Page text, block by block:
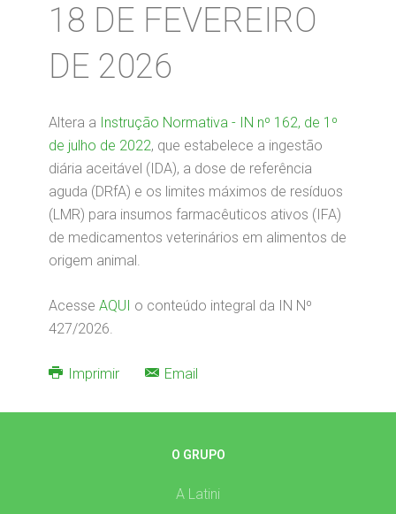
18 DE FEVEREIRO
DE 2026
Altera a Instrução Normativa - IN nº 162, de 1º
de julho de 2022, que estabelece a ingestão
diária aceitável (IDA), a dose de referência
aguda (DRfA) e os limites máximos de resíduos
(LMR) para insumos farmacêuticos ativos (IFA)
de medicamentos veterinários em alimentos de
origem animal.
Acesse AQUI o conteúdo integral da IN Nº
427/2026.
Imprimir Email
O GRUPO
A Latini